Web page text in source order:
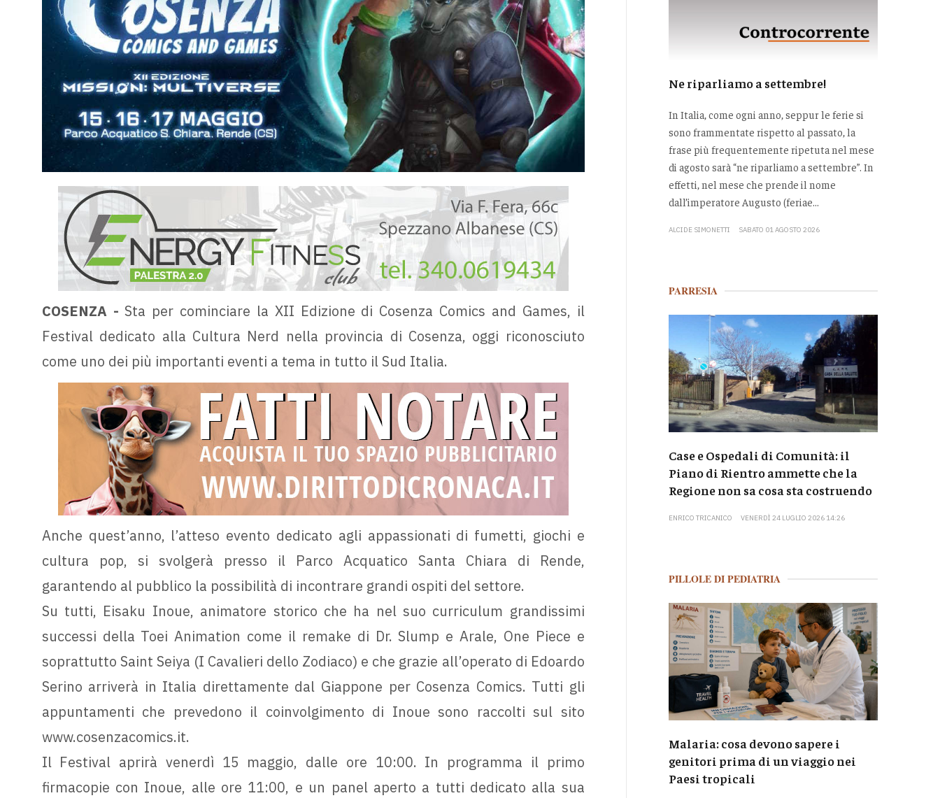
COSENZA -Sta per cominciare la XII Edizione di Cosenza Comics and Games, il
Festival dedicato alla Cultura Nerd nella provincia di Cosenza, oggi riconosciuto
come uno dei più importanti eventi a tema in tutto il Sud Italia.
Anche quest’anno, l’atteso evento dedicato agli appassionati di fumetti, giochi e
cultura pop, si svolgerà presso il Parco Acquatico Santa Chiara di Rende,
garantendo al pubblico la possibilità di incontrare grandi ospiti del settore.
Su tutti, Eisaku Inoue, animatore storico che ha nel suo curriculum grandissimi
successi della Toei Animation come il remake di Dr. Slump e Arale, One Piece e
soprattutto Saint Seiya (I Cavalieri dello Zodiaco) e che grazie all’operato di Edoardo
Serino arriverà in Italia direttamente dal Giappone per Cosenza Comics. Tutti gli
appuntamenti che prevedono il coinvolgimento di Inoue sono raccolti sul sito
www.cosenzacomics.it.
Il Festival aprirà venerdì 15 maggio, dalle ore 10:00. In programma il primo
firmacopie con Inoue, alle ore 11:00, e un panel aperto a tutti dedicato alla sua
Ne riparliamo a settembre!
In Italia, come ogni anno, seppur le ferie si
sono frammentate rispetto al passato, la
frase più frequentemente ripetuta nel mese
di agosto sarà “ne riparliamo a settembre”. In
effetti, nel mese che prende il nome
dall’imperatore Augusto (feriae...
ALCIDE SIMONETTI SABATO 01 AGOSTO 2026
PARRESIA
Case e Ospedali di Comunità: il
Piano di Rientro ammette che la
Regione non sa cosa sta costruendo
ENRICO TRICANICO VENERDÌ 24 LUGLIO 2026 14:26
PILLOLE DI PEDIATRIA
Malaria: cosa devono sapere i
genitori prima di un viaggio nei
Paesi tropicali